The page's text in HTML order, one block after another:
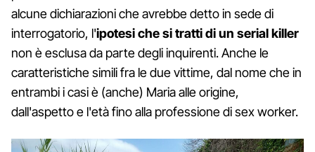
alcune dichiarazioni che avrebbe detto in sede di
interrogatorio, l'ipotesi che si tratti di un serial killer
non è esclusa da parte degli inquirenti. Anche le
caratteristiche simili fra le due vittime, dal nome che in
entrambi i casi è (anche) Maria alle origine,
dall'aspetto e l'età fino alla professione di sex worker.